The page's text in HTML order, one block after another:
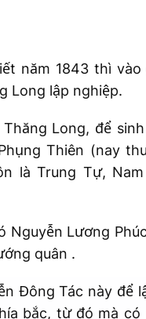
năm 1843 thì
Long lập nghiệp.
Long, để
Thiên (nay
là Trung Tự,
Nguyễn Lương
quân .
Đông Tác này để
bắc, từ đó mà có